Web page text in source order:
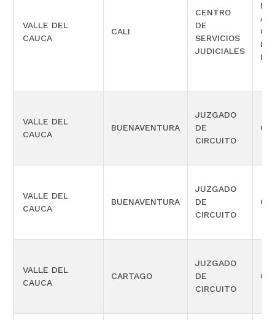
VALLE DEL
CAUCA
CALI
CENTRO
DE
SERVICIOS
JUDICIALES
DE
DE
VALLE DEL
CAUCA
BUENAVENTURA
JUZGADO
DE
CIRCUITO
VALLE DEL
CAUCA
BUENAVENTURA
JUZGADO
DE
CIRCUITO
VALLE DEL
CAUCA
CARTAGO
JUZGADO
DE
CIRCUITO